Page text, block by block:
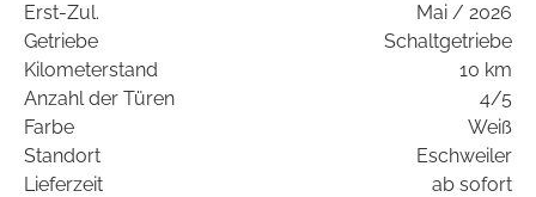
Erst-Zul.
Mai / 2026
Getriebe
Schaltgetriebe
Kilometerstand
10 km
Anzahl der Türen
4/5
Farbe
Weiß
Standort
Eschweiler
Lieferzeit
ab sofort